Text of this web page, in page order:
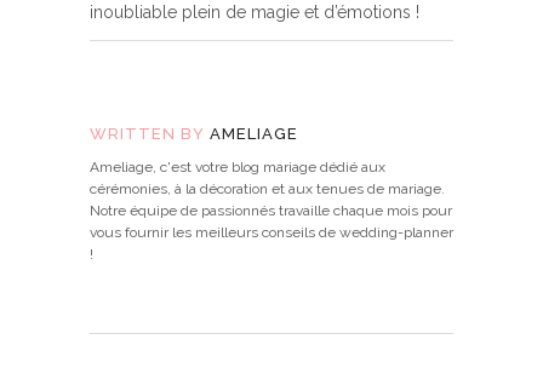
inoubliable plein de magie et d’émotions !
WRITTEN BY AMELIAGE
Ameliage, c'est votre blog mariage dédié aux
cérémonies, à la décoration et aux tenues de mariage.
Notre équipe de passionnés travaille chaque mois pour
vous fournir les meilleurs conseils de wedding-planner
!